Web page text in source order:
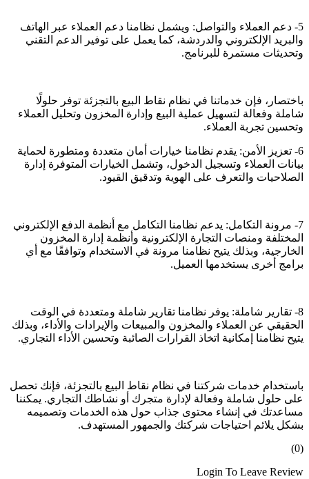
5- دعم العملاء والتواصل: ويشمل نظامنا دعم العملاء عبر الهاتف
والبريد الإلكتروني والدردشة، كما يعمل على توفير الدعم التقني
وتحديثات مستمرة للبرنامج.
باختصار، فإن خدماتنا في نظام نقاط البيع بالتجزئة توفر حلولًا
شاملة وفعالة لتسهيل عملية البيع وإدارة المخزون وتحليل العملاء
وتحسين تجربة العملاء.
6- تعزيز الأمن: يقدم نظامنا خيارات أمان متعددة ومتطورة لحماية
بيانات العملاء وتسجيل الدخول، وتشمل الخيارات المتوفرة إدارة
الصلاحيات والتعرف على الهوية وتدقيق القيود.
7- مرونة التكامل: يدعم نظامنا التكامل مع أنظمة الدفع الإلكتروني
المختلفة ومنصات التجارة الإلكترونية وأنظمة إدارة المخزون
الخارجية، وبذلك يتيح نظامنا مرونة في الاستخدام وتوافقًا مع أي
برامج أخرى يستخدمها العميل.
8- تقارير شاملة: يوفر نظامنا تقارير شاملة ومتعددة في الوقت
الحقيقي عن العملاء والمخزون والمبيعات والإيرادات والأداء، وبذلك
يتيح نظامنا إمكانية اتخاذ القرارات الصائبة وتحسين الأداء التجاري.
باستخدام خدمات شركتنا في نظام نقاط البيع بالتجزئة، فإنك تحصل
على حلول شاملة وفعالة لإدارة متجرك أو نشاطك التجاري. يمكننا
مساعدتك في إنشاء محتوى جذاب حول هذه الخدمات وتصميمه
بشكل يلائم احتياجات شركتك والجمهور المستهدف.
(0)
Login To Leave Review